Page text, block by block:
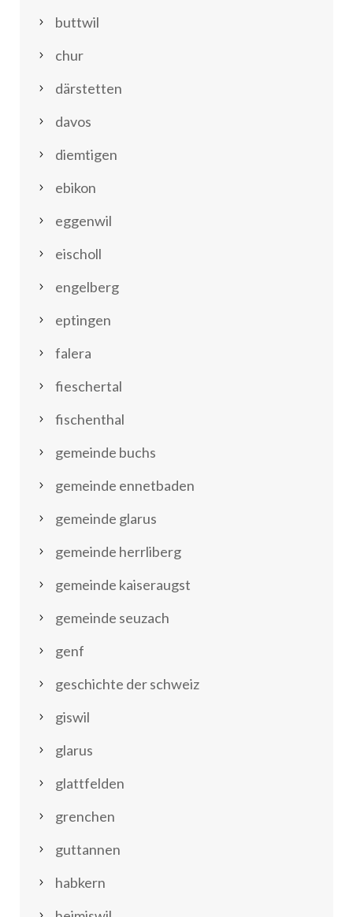
buttwil
chur
därstetten
davos
diemtigen
ebikon
eggenwil
eischoll
engelberg
eptingen
falera
fieschertal
fischenthal
gemeinde buchs
gemeinde ennetbaden
gemeinde glarus
gemeinde herrliberg
gemeinde kaiseraugst
gemeinde seuzach
genf
geschichte der schweiz
giswil
glarus
glattfelden
grenchen
guttannen
habkern